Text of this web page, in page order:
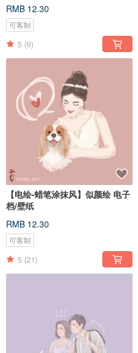
RMB 12.30
可客制
5 (9)
【电绘-蜡笔涂抹风】似颜绘 电子
档/壁纸
RMB 12.30
可客制
5 (21)